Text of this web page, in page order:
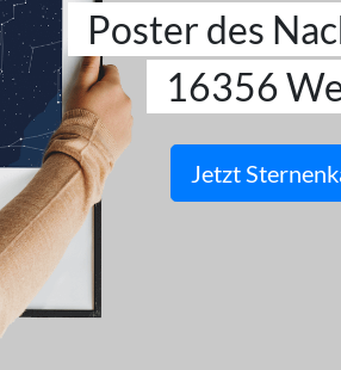
Poster des
16356
Jetzt